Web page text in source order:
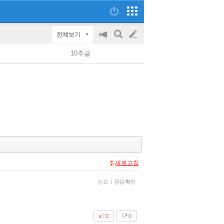
전체보기
공
on/off
검
글
쓰
10추글
새로고침
신고 | 공감 확인
0
0